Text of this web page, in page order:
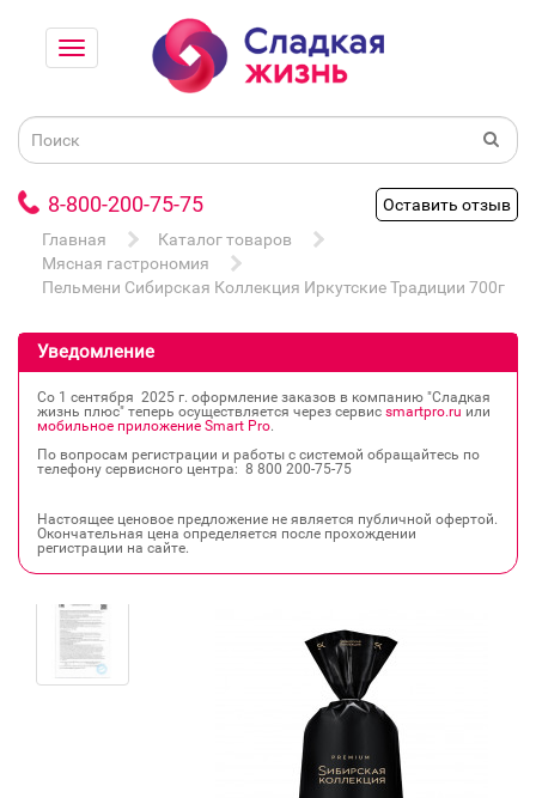
8-800-200-75-75
Оставить отзыв
Главная
Каталог товаров
Мясная гастрономия
Пельмени Сибирская Коллекция Иркутские Традиции 700г
Уведомление
Со 1 сентября 2025 г. оформление заказов в компанию "Сладкая
жизнь плюс" теперь осуществляется через сервис smartpro.ru или
мобильное приложение Smart Pro.
По вопросам регистрации и работы с системой обращайтесь по
телефону сервисного центра: 8 800 200‐75‐75
Настоящее ценовое предложение не является публичной офертой.
Окончательная цена определяется после прохождении
регистрации на сайте.